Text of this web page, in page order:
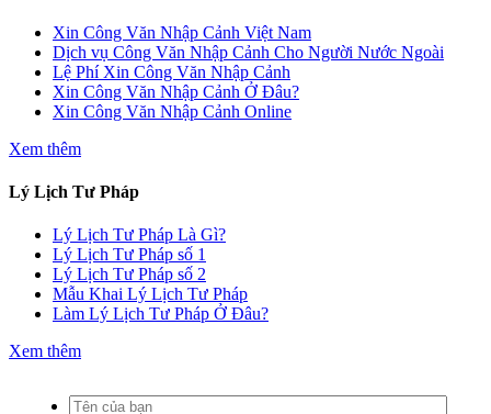
Xin Công Văn Nhập Cảnh Việt Nam
Dịch vụ Công Văn Nhập Cảnh Cho Người Nước Ngoài
Lệ Phí Xin Công Văn Nhập Cảnh
Xin Công Văn Nhập Cảnh Ở Đâu?
Xin Công Văn Nhập Cảnh Online
Xem thêm
Lý Lịch Tư Pháp
Lý Lịch Tư Pháp Là Gì?
Lý Lịch Tư Pháp số 1
Lý Lịch Tư Pháp số 2
Mẫu Khai Lý Lịch Tư Pháp
Làm Lý Lịch Tư Pháp Ở Đâu?
Xem thêm